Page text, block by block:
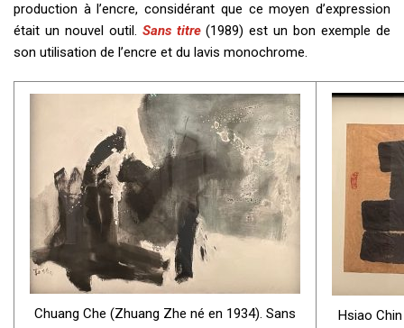
production à l’encre, considérant que ce moyen d’expression
était un nouvel outil. Sans titre(1989) est un bon exemple de
son utilisation de l’encre et du lavis monochrome.
Chuang Che (Zhuang Zhe né en 1934). Sans
Hsiao